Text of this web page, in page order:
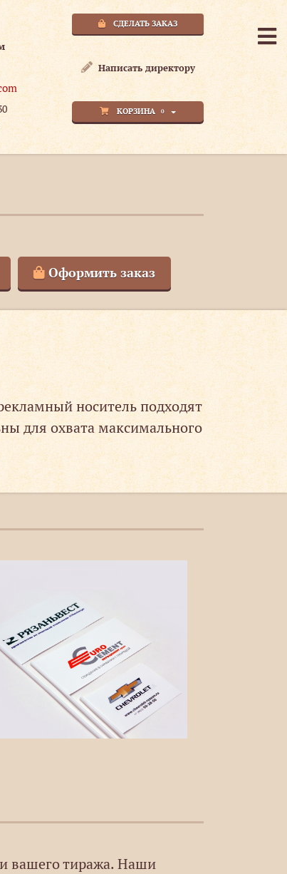
СДЕЛАТЬ ЗАКАЗ
Написать директору
КОРЗИНА 0
Оформить заказ
носитель подходят
для охвата максимального
вашего тиража. Наши